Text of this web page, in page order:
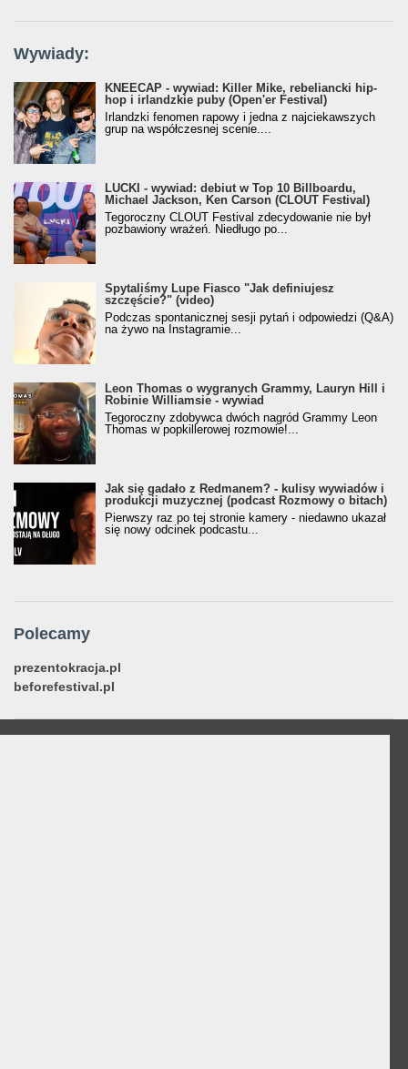
Wywiady:
KNEECAP - wywiad: Killer Mike, rebeliancki hip-
hop i irlandzkie puby (Open'er Festival)
Irlandzki fenomen rapowy i jedna z najciekawszych
grup na współczesnej scenie....
LUCKI - wywiad: debiut w Top 10 Billboardu,
Michael Jackson, Ken Carson (CLOUT Festival)
Tegoroczny CLOUT Festival zdecydowanie nie był
pozbawiony wrażeń. Niedługo po...
Spytaliśmy Lupe Fiasco "Jak definiujesz
szczęście?" (video)
Podczas spontanicznej sesji pytań i odpowiedzi (Q&A)
na żywo na Instagramie...
Leon Thomas o wygranych Grammy, Lauryn Hill i
Robinie Williamsie - wywiad
Tegoroczny zdobywca dwóch nagród Grammy Leon
Thomas w popkillerowej rozmowie!...
Jak się gadało z Redmanem? - kulisy wywiadów i
produkcji muzycznej (podcast Rozmowy o bitach)
Pierwszy raz po tej stronie kamery - niedawno ukazał
się nowy odcinek podcastu...
Polecamy
prezentokracja.pl
beforefestival.pl